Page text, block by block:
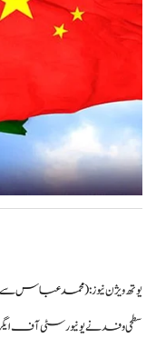
عالمی منڈی میں تیل سستا،
یوتھ ویژن نیوز :(محمد عباس